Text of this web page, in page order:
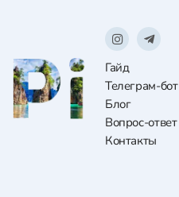
Гайд
Телеграм-бот
Блог
Вопрос-ответ
Контакты